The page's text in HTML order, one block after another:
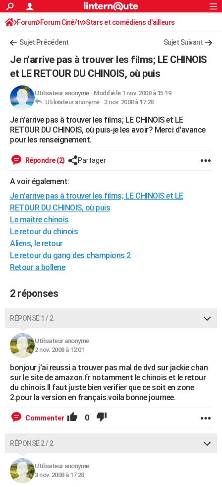
ACTUALITÉS
Politique
Société
Faits Divers
Education
Monde
Villes
+
Programme TV
Streaming
Cinéma
Sorties cinéma
Musique
FINANCE
Retraite
Impôts
Epargne
Immobilier
Risques naturels par ville
Banque
Assurance
Crédit
AUTO
Essais
Réserver un essai
Citadines
Berlines
SUV
Forum auto
HIGH-TECH
Mobiles
Meilleur smartphone
Internet
Ordinateurs
Jeux vidéo
Guide high-tech
BRICOLAGE
WEEK-END
Art de vivre
Bien-être
Loisirs
ModeModes de vie
SANTE
Alimentation
Guide de la santé
Maladies
Médicaments
Sommeil
Destinations
City break
Voyage nature
Voyage de noces
Forum
Climat
PHOTO
GUIDES D'ACHAT
CARTE DE VOEUX
Carte de Noël
Carte Bonne année
Carte Saint-Valentin
Carte Pâques
Carte d'anniversaire
DICTIONNAIRE
Dictionnaire
Biographies
Citations
Expressions
Proverbes
PROGRAMME TV
COPAINS D'AVANT
S'inscrire
Se connecter
Lycées
Collèges
Primaires
Universités
Entreprises
Service militaire
Avis de recherche
AVIS DE DÉCÈS
FORUM
Bricolage
Lifestyle
Culture
Sport
Auto
Television
Voyage
Cinema
Rechercher
S'inscrire
Connexion
Forum Forum Ciné/tv Stars et comédiens d'ailleurs
Sujet Précédent Sujet Suivant
Je n'arrive pas à trouver les films; LE CHINOIS
et LE RETOUR DU CHINOIS, où puis
Utilisateur anonyme- Modifié le 1 nov. 2008 à 15:19
Utilisateur anonyme - 3 nov. 2008 à 17:28
Je n'arrive pas à trouver les films; LE CHINOIS et LE
RETOUR DU CHINOIS, où puis-je les avoir? Merci d'avance
pour les renseignement.
Répondre (2) Partager
A voir également:
Je n'arrive pas à trouver les films; LE CHINOIS et LE
RETOUR DU CHINOIS, où puis
Le maître chinois
Le retour du chinois
Aliens, le retour
Le retour du gang des champions 2
Retour a bollene
2 réponses
RÉPONSE 1 / 2
Utilisateur anonyme
2 nov. 2008 à 12:01
bonjour j'ai reussi a trouver pas mal de dvd sur jackie chan
sur le site de amazon.fr notamment le chinois et le retour
du chinois.Il faut juste bien verifier que ce soit en zone
2.pour la version en français.voila bonne journee.
Commenter 0
RÉPONSE 2 / 2
Utilisateur anonyme
3 nov. 2008 à 17:28